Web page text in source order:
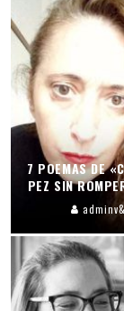
7 POEMAS DE
PEZ SIN